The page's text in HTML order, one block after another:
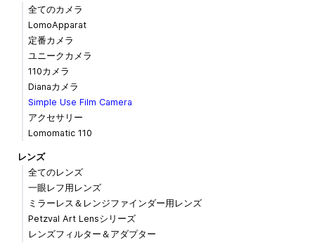
全てのカメラ
LomoApparat
定番カメラ
ユニークカメラ
110カメラ
Dianaカメラ
Simple Use Film Camera
アクセサリー
Lomomatic 110
レンズ
全てのレンズ
一眼レフ用レンズ
ミラーレス＆レンジファインダー用レンズ
Petzval Art Lensシリーズ
レンズフィルター＆アダプター